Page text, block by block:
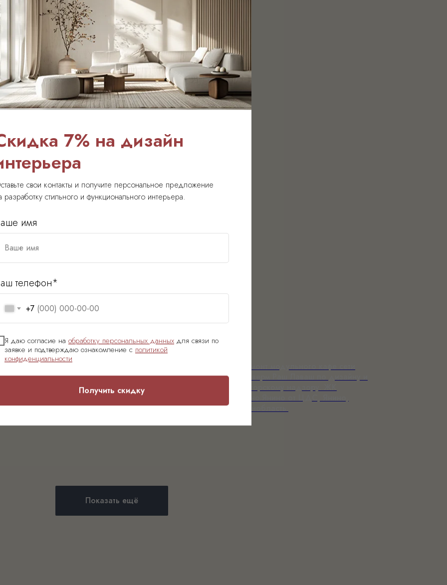
Посмотреть проекты
Минималистичный ремонт офиса по
дизайну для IT-компании. БЦ Ресо
в Приморском р-не.
Показать ещё
7% на дизайн
свои контакты и получите персональное предложение
разработку стильного и функционального интерьера.
имя
Ваше имя
телефон*
+7
Я даю согласие на обработку персональных данных для связи по
заявке и подтверждаю ознакомление с политикой
конфиденциальности
Получить скидку